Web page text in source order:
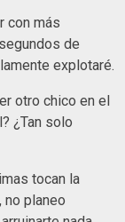
con más
de
explotaré.
otro chico en el
¿Tan solo
tocan la
no planeo